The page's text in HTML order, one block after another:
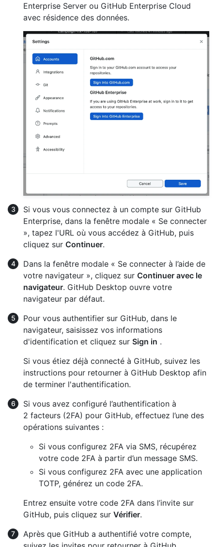
Enterprise Server ou GitHub Enterprise Cloud
avec résidence des données.
Si vous vous connectez à un compte sur GitHub
Enterprise, dans la fenêtre modale « Se connecter
», tapez l'URL où vous accédez à GitHub, puis
cliquez sur Continuer.
Dans la fenêtre modale « Se connecter à l’aide de
votre navigateur », cliquez sur Continuer avec le
navigateur. GitHub Desktop ouvre votre
navigateur par défaut.
Pour vous authentifier sur GitHub, dans le
navigateur, saisissez vos informations
d'identification et cliquez sur Sign in .
Si vous étiez déjà connecté à GitHub, suivez les
instructions pour retourner à GitHub Desktop afin
de terminer l'authentification.
Si vous avez configuré l’authentification à
2 facteurs (2FA) pour GitHub, effectuez l’une des
opérations suivantes :
Si vous configurez 2FA via SMS, récupérez
votre code 2FA à partir d’un message SMS.
Si vous configurez 2FA avec une application
TOTP, générez un code 2FA.
Entrez ensuite votre code 2FA dans l’invite sur
GitHub, puis cliquez sur Vérifier.
Après que GitHub a authentifié votre compte,